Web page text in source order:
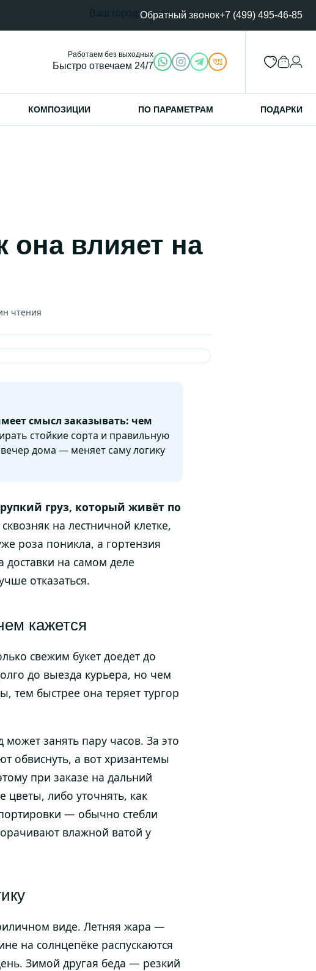
Ваш город:Обратный звонок+7 (499) 495-46-85
Работаем без выходных
Быстро отвечаем 24/7
КОМПОЗИЦИИ ПО ПАРАМЕТРАМ ПОДАРКИ
она влияет на
чтения
смысл заказывать: чем
стойкие сорта и правильную
дома — меняет саму логику
груз, который живёт по
на лестничной клетке,
роза поникла, а гортензия
доставки на самом деле
отказаться.
кажется
свежим букет доедет до
до выезда курьера, но чем
тем быстрее она теряет тургор
занять пару часов. За это
обвиснуть, а вот хризантемы
при заказе на дальний
цветы, либо уточнять, как
— обычно стебли
влажной ватой у
виде. Летняя жара —
на солнцепёке распускаются
Зимой другая беда — резкий